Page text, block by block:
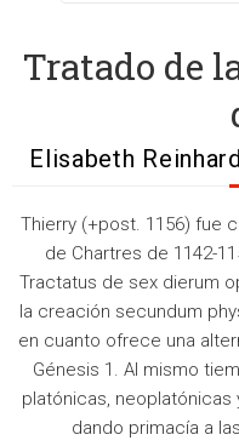
Tratado de
Elisabeth
Thierry (+post. 1156) fue
de Chartres de 1142-
Tractatus de sex dierum
la creación secundum
en cuanto ofrece una
Génesis 1. Al mismo
platónicas, neoplatónicas
dando primacía a